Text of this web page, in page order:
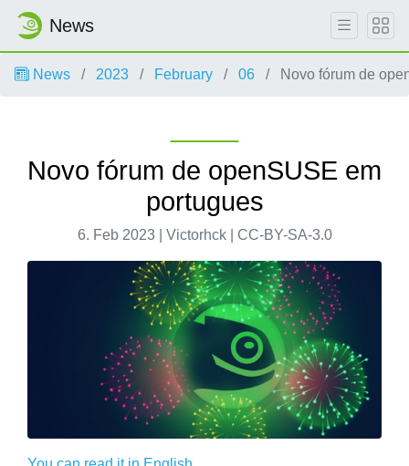
News
News 2023 February 06 Novo fórum de
Novo fórum de openSUSE em
portugues
6. Feb 2023 | Victorhck | CC-BY-SA-3.0